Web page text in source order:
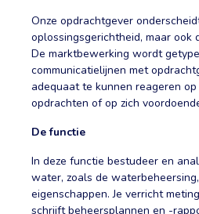
Onze opdrachtgever
oplossingsgerichtheid, maar ook
De marktbewerking wordt
communicatielijnen met
adequaat te kunnen reageren
opdrachten of op zich
De functie
In deze functie bestudeer en
water, zoals de
eigenschappen. Je verricht
schrijft beheersplannen en -